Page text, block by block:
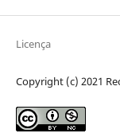
Licença
Copyright (c) 2021